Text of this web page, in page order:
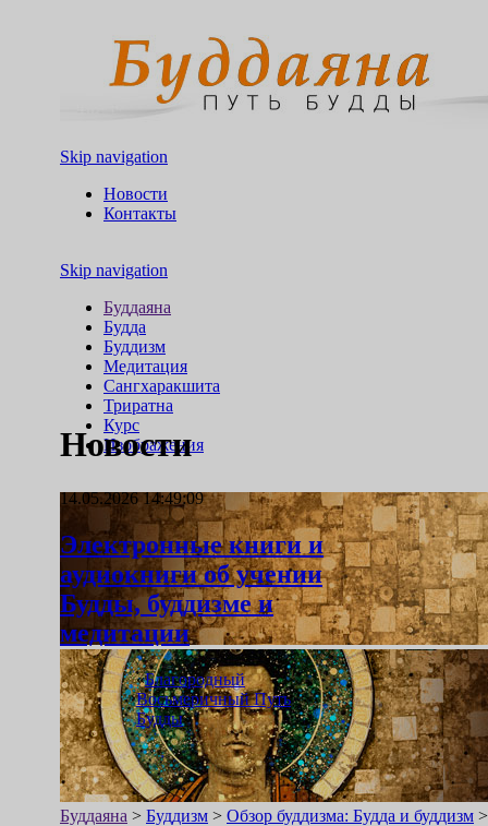
Skip navigation
Новости
Контакты
Skip navigation
Буддаяна
Будда
Буддизм
Медитация
Сангхаракшита
Триратна
Курс
Изображения
Буддаяна > Буддизм > Обзор буддизма: Будда и буддизм
Новости
14.05.2026 14:49:09
Электронные книги и
аудиокниги об учении
Будды, буддизме и
медитации
«Благородный
Восьмеричный Путь
Будды»